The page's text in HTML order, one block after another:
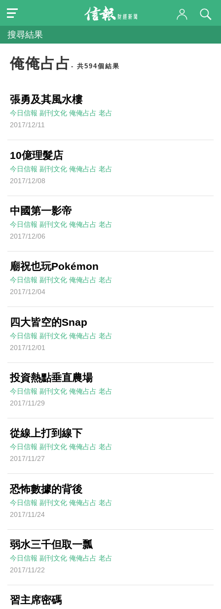
搜尋結果
俺俺占占 - 共594個結果
張勇及其風水樓
今日信報 副刊文化 俺俺占占 老占
2017/12/11
10億理髮店
今日信報 副刊文化 俺俺占占 老占
2017/12/08
中國第一影帝
今日信報 副刊文化 俺俺占占 老占
2017/12/06
廟祝也玩Pokémon
今日信報 副刊文化 俺俺占占 老占
2017/12/04
四大皆空的Snap
今日信報 副刊文化 俺俺占占 老占
2017/12/01
投資熱點垂直農場
今日信報 副刊文化 俺俺占占 老占
2017/11/29
從線上打到線下
今日信報 副刊文化 俺俺占占 老占
2017/11/27
恐怖數據的背後
今日信報 副刊文化 俺俺占占 老占
2017/11/24
弱水三千但取一瓢
今日信報 副刊文化 俺俺占占 老占
2017/11/22
習主席密碼